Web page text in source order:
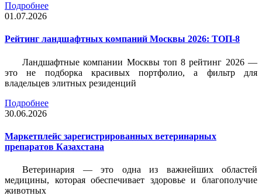
Подробнее
01.07.2026
Рейтинг ландшафтных компаний Москвы 2026: ТОП-8
Ландшафтные компании Москвы топ 8 рейтинг 2026 —
это не подборка красивых портфолио, а фильтр для
владельцев элитных резиденций
Подробнее
30.06.2026
Маркетплейс зарегистрированных ветеринарных
препаратов Казахстана
Ветеринария — это одна из важнейших областей
медицины, которая обеспечивает здоровье и благополучие
животных